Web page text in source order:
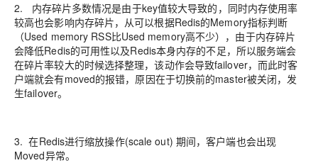
2. 内存碎片多数情况是由于key值较大导致的，同时内存使用率
较高也会影响内存碎片，从可以根据Redis的Memory指标判断
（Used memory RSS比Used memory高不少），由于内存碎片
会降低Redis的可用性以及Redis本身内存的不足，所以服务端会
在碎片率较大的时候选择整理，该动作会导致failover，而此时客
户端就会有moved的报错，原因在于切换前的master被关闭，发
生failover。
3. 在Redis进行缩放操作(scale out) 期间，客户端也会出现
Moved异常。